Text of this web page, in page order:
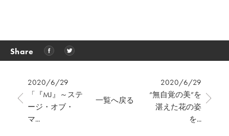
Share
2020/6/29
「『MJ』～ステ
ージ・オブ・
マ...
2020/6/29
“無自覚の美”を
湛えた花の姿
を...
一覧へ戻る